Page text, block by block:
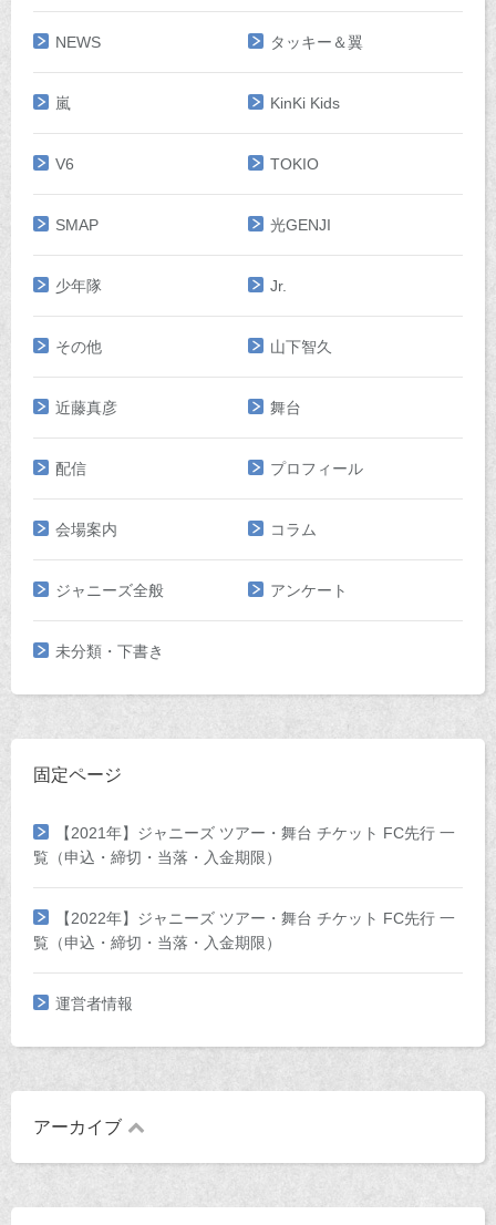
NEWS タッキー＆翼
嵐 KinKi Kids
V6 TOKIO
SMAP 光GENJI
少年隊 Jr.
その他 山下智久
近藤真彦 舞台
配信 プロフィール
会場案内 コラム
ジャニーズ全般 アンケート
未分類・下書き
固定ページ
【2021年】ジャニーズ ツアー・舞台 チケット FC先行 一
覧（申込・締切・当落・入金期限）
【2022年】ジャニーズ ツアー・舞台 チケット FC先行 一
覧（申込・締切・当落・入金期限）
運営者情報
アーカイブ